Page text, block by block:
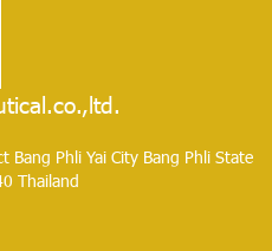
Bang Phli Yai City Bang Phli State
Thailand